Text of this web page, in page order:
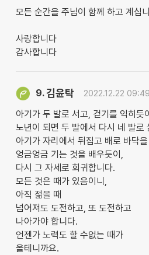
모든 순간을 주님이 함께 하고 계십
사랑합니다
감사합니다
9.김윤탁 2022.12.22 09:49
아기가 두 발로 서고, 걷기를 익히듯이,
노년이 되면 두 발에서 다시 네 발로
아기가 자리에서 뒤집고 배로 바닥
엉금엉금 기는 것을 배우듯이,
다시 그 자세로 회귀합니다.
모든 것은 때가 있음이니,
아직 젊을 때
넘어져도 도전하고, 또 도전하고
나아가야 합니다.
언젠가 노력도 할 수없는 때가
올테니까요.